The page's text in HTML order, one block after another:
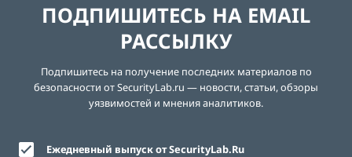
ПОДПИШИТЕСЬ НА EMAIL
РАССЫЛКУ
Подпишитесь на получение последних материалов по
безопасности от SecurityLab.ru — новости, статьи, обзоры
уязвимостей и мнения аналитиков.
Ежедневный выпуск от SecurityLab.Ru